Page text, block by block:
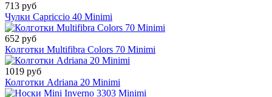
713 руб
Чулки Capriccio 40 Minimi
652 руб
Колготки Multifibra Colors 70 Minimi
1019 руб
Колготки Adriana 20 Minimi